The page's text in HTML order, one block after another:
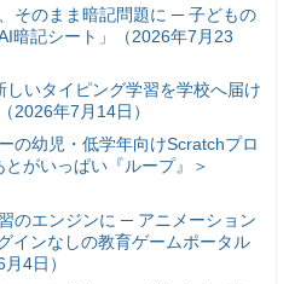
そのまま暗記問題に ─ 子どもの
暗記シート」（2026年7月23
しいタイピング学習を学校へ届け
2026年7月14日）
の幼児・低学年向けScratchプロ
がいっぱい『ループ』＞
のエンジンに ─ アニメーション
インなしの教育ゲームポータル
4日）